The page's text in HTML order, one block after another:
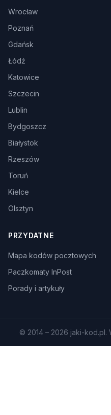
Wrocław
Poznań
Gdańsk
Łódź
Katowice
Szczecin
Lublin
Bydgoszcz
Białystok
Rzeszów
Toruń
Kielce
Olsztyn
PRZYDATNE
Mapa kodów pocztowych
Paczkomaty InPost
Porady i artykuły
© 2014 – 2026 jaki-kod.pl.